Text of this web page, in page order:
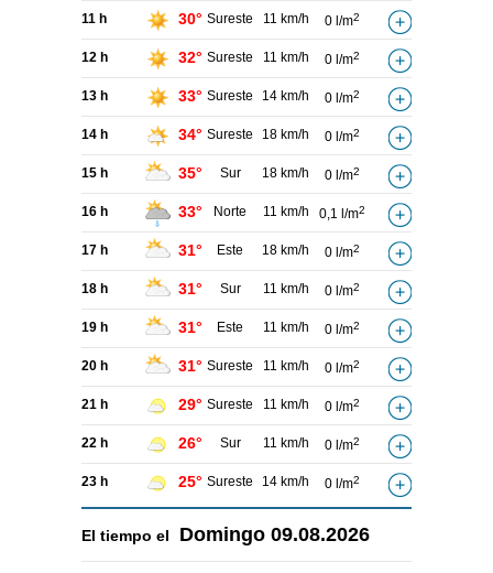
11 h 30° Sureste 11 km/h 0 l/m2
12 h 32° Sureste 11 km/h 0 l/m2
13 h 33° Sureste 14 km/h 0 l/m2
14 h 34° Sureste 18 km/h 0 l/m2
15 h 35° Sur 18 km/h 0 l/m2
16 h 33° Norte 11 km/h 0,1 l/m2
17 h 31° Este 18 km/h 0 l/m2
18 h 31° Sur 11 km/h 0 l/m2
19 h 31° Este 11 km/h 0 l/m2
20 h 31° Sureste 11 km/h 0 l/m2
21 h 29° Sureste 11 km/h 0 l/m2
22 h 26° Sur 11 km/h 0 l/m2
23 h 25° Sureste 14 km/h 0 l/m2
El tiempo el Domingo 09.08.2026